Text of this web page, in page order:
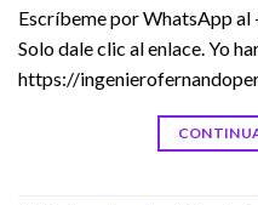
Escríbeme por WhatsApp
Solo dale clic al enlace. Yo
https://